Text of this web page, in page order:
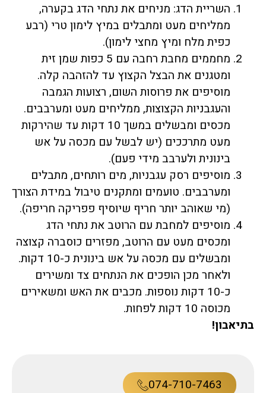
השריית הדג: מניחים את נתחי הדג בקערה,
ממליחים מעט ומתבלים במיץ לימון טרי (רבע
כפית מלח ומיץ מחצי לימון).
מחממים מחבת רחבה עם 5 כפות שמן זית
ומטגנים את הבצל הקצוץ עד להזהבה קלה.
מוסיפים את פרוסות השום, רצועות הגמבה
והעגבניות הקצוצות, ממליחים מעט ומערבבים.
מכסים ומבשלים במשך 10 דקות עד שהירקות
מעט מתרככים (יש לבשל עם מכסה על אש
בינונית ולערבב מידי פעם).
מוסיפים רסק עגבניות, מים רותחים, מתבלים
ומערבבים. טועמים ומתקנים טיבול במידת הצורך
(מי שאוהב יותר חריף שיוסיף פפריקה חריפה).
מוסיפים למחבת עם הרוטב את נתחי הדג
ומכסים מעט עם הרוטב, מפזרים כוסברה קצוצה
ומבשלים עם מכסה על אש בינונית כ-10 דקות.
ולאחר מכן הופכים את הנתחים צד ומשירים
כ-10 דקות נוספות. מכבים את האש ומשאירים
מכוסה 10 דקות לפחות.
בתיאבון!
074-710-7463